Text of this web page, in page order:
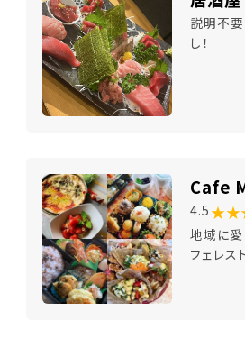
説明不
し！
Cafe
4.5
地域に
フェレス